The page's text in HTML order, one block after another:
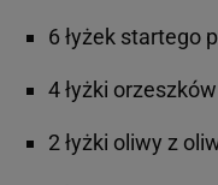
6 łyżek startego
4 łyżki
2 łyżki oliwy z